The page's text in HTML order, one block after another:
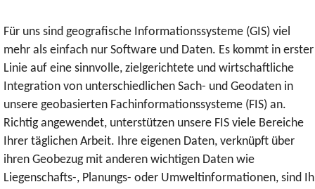
Für uns sind geografische Informationssysteme (GIS) viel
mehr als einfach nur Software und Daten. Es kommt in erster
Linie auf eine sinnvolle, zielgerichtete und wirtschaftliche
Integration von unterschiedlichen Sach- und Geodaten in
unsere geobasierten Fachinformationssysteme (FIS) an.
Richtig angewendet, unterstützen unsere FIS viele Bereiche
Ihrer täglichen Arbeit. Ihre eigenen Daten, verknüpft über
ihren Geobezug mit anderen wichtigen Daten wie
Liegenschafts-, Planungs- oder Umweltinformationen, sind